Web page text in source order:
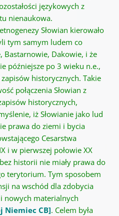
językowych z
nienaukowa.
Słowian kierowało
tym samym ludem co
Bastarnowie, Dakowie, i że
późniejsze po 3 wieku n.e.,
historycznych. Takie
połączenia Słowian z
historycznych,
iż Słowianie jako lud
prawa do ziemi i bycia
Cesarstwa
i w pierwszej połowie XX
historii nie miały prawa do
terytorium. Tym sposobem
na wschód dla zdobycia
nowych materialnych
Niemiec CB]. Celem była